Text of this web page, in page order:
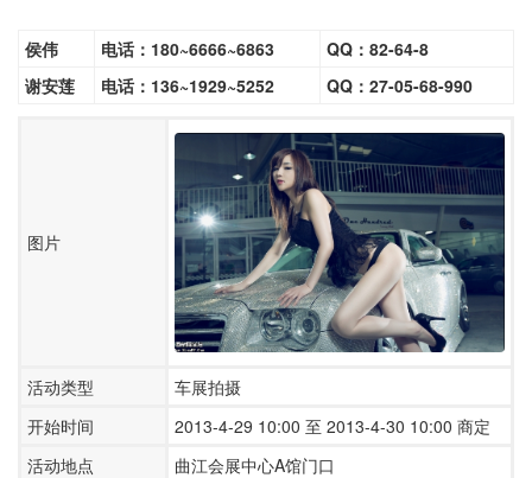
侯伟 电话：180~6666~6863
QQ：82-64-8
谢安莲
电话：136~1929~5252 QQ：27-05-68-990
图片
活动类型
车展拍摄
开始时间
2013-4-29 10:00 至 2013-4-30 10:00 商定
活动地点
曲江会展中心A馆门口